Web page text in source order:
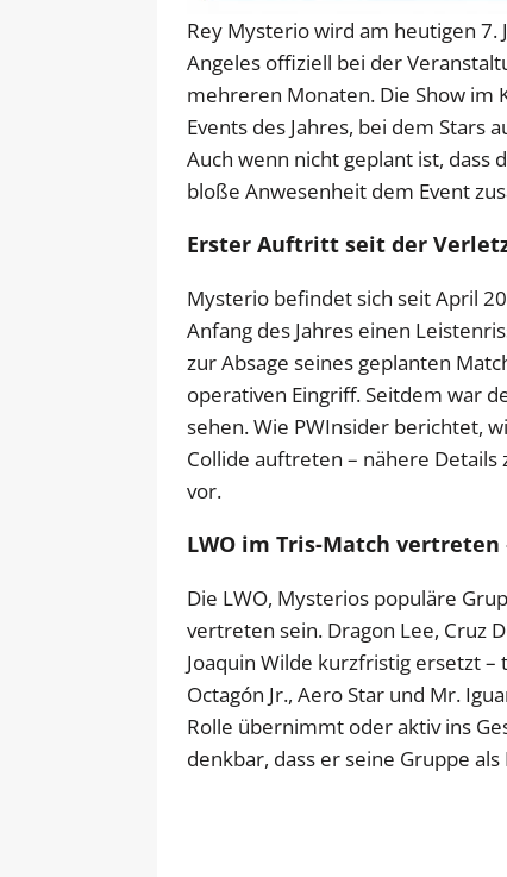
Rey Mysterio wird am heutigen 7.
Angeles offiziell bei der
mehreren Monaten. Die Show im
Events des Jahres, bei dem Stars
Auch wenn nicht geplant ist, dass
bloße Anwesenheit dem Event
Erster Auftritt seit der
Mysterio befindet sich seit April
Anfang des Jahres einen
zur Absage seines geplanten
operativen Eingriff. Seitdem war
sehen. Wie PWInsider berichtet,
Collide auftreten – nähere
vor.
LWO im Tris-Match
Die LWO, Mysterios populäre
vertreten sein. Dragon Lee, Cruz
Joaquin Wilde kurzfristig ersetzt
Octagón Jr., Aero Star und Mr.
Rolle übernimmt oder aktiv ins
denkbar, dass er seine Gruppe